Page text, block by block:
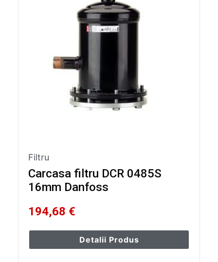
Filtru
Carcasa filtru DCR 0485S
16mm Danfoss
194,68 €
Detalii Produs